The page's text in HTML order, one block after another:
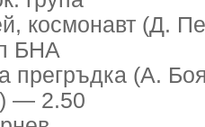
космонавт (Д.
БНА
прегръдка (А.
— 2.50